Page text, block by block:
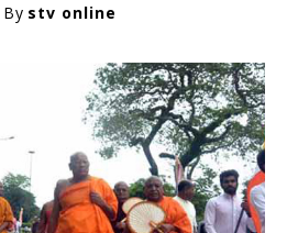
By stv online